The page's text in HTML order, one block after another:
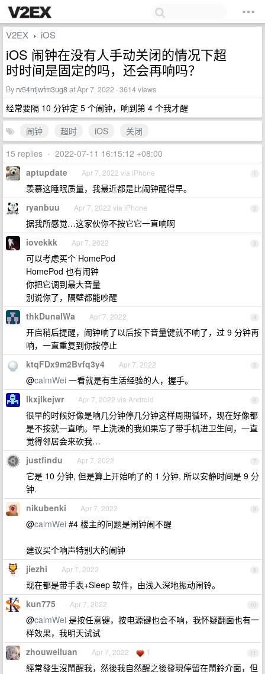
V2EX › iOS
iOS 闹钟在没有人手动关闭的情况下超
时时间是固定的吗，还会再响吗？
By rv54ntjwfm3ug8at Apr 7, 2022 · 3614 views
经常要隔 10 分钟定 5 个闹钟，响到第 4 个我才醒
闹钟
超时 iOS
关闭
15 replies • 2022-07-11 16:15:12 +08:00
1
aptupdate Apr 7, 2022 via iPhone
羡慕这睡眠质量，我最近都是比闹钟醒得早。
2
ryanbuu Apr 7, 2022 via iPhone
据我所感觉…这家伙你不按它它一直响啊
3
iovekkk Apr 7, 2022
可以考虑买个 HomePod
HomePod 也有闹钟
你把它调到最大音量
别说你了，隔壁都能吵醒
4
thkDunalWa Apr 7, 2022
开启稍后提醒，闹钟响了以后按下音量键就不响了，过 9 分钟再
响，一直重复到你按停止
5
ktqFDx9m2Bvfq3y4 Apr 7, 2022
@calmWei 一看就是有生活经验的人，握手。
6
lkxjlkejwr Apr 7, 2022 via Android
很早的时候好像是响几分钟停几分钟这样周期循环，现在好像都
是不按就一直响。早上洗澡的我如果忘了带手机进卫生间，一直
觉得邻居会来砍我…
7
justfindu Apr 7, 2022
它是 10 分钟, 但是算上开始响了的 1 分钟, 所以安静时间是 9 分
钟.
8
nikubenki Apr 7, 2022
@calmWei #4 楼主的问题是闹钟闹不醒
建议买个响声特别大的闹钟
9
jiezhi Apr 7, 2022
现在都是带手表+Sleep 软件，由浅入深地振动闹铃。
10
kun775 Apr 7, 2022
@calmWei 是按任意键，按电源键也会不响，我怀疑翻面也有一
样效果，我明天试试
11
zhouweiluan Apr 7, 2022 1
經常發生沒鬧醒我，然後我自然醒之後發現停留在鬧鈴介面，但